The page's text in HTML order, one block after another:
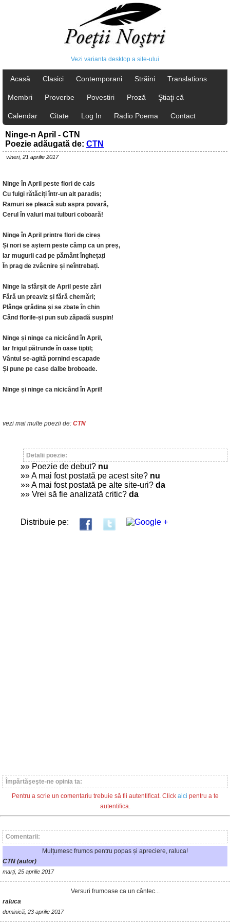
Vezi varianta desktop a site-ului
Acasă Clasici Contemporani Străini Translations
Membri Proverbe Povestiri Proză Ştiaţi că
Calendar Citate Log In Radio Poema Contact
Ninge-n April - CTN
Poezie adăugată de: CTN
vineri, 21 aprilie 2017
Ninge în April peste flori de cais
Cu fulgi rătăciți într-un alt paradis;
Ramuri se pleacă sub aspra povară,
Cerul în valuri mai tulburi coboară!
Ninge în April printre flori de cireș
Și nori se aștern peste câmp ca un preș,
Iar mugurii cad pe pământ înghețați
În prag de zvâcnire și neîntrebați.
Ninge la sfârșit de April peste zări
Fără un preaviz și fără chemări;
Plânge grădina și se zbate în chin
Când florile-și pun sub zăpadă suspin!
Ninge și ninge ca nicicând în April,
Iar frigul pătrunde în oase tiptil;
Vântul se-agită pornind escapade
Și pune pe case dalbe broboade.
Ninge și ninge ca nicicând în April!
vezi mai multe poezii de: CTN
Detalii poezie:
»» Poezie de debut? nu
»» A mai fost postată pe acest site? nu
»» A mai fost postată pe alte site-uri? da
»» Vrei să fie analizată critic? da
Distribuie pe:
Împărtăşeşte-ne opinia ta:
Pentru a scrie un comentariu trebuie să fii autentificat. Click aici pentru a te
autentifica.
Comentarii:
Mulțumesc frumos pentru popas și apreciere, raluca!
CTN (autor)
marți, 25 aprilie 2017
Versuri frumoase ca un cântec...
raluca
duminică, 23 aprilie 2017